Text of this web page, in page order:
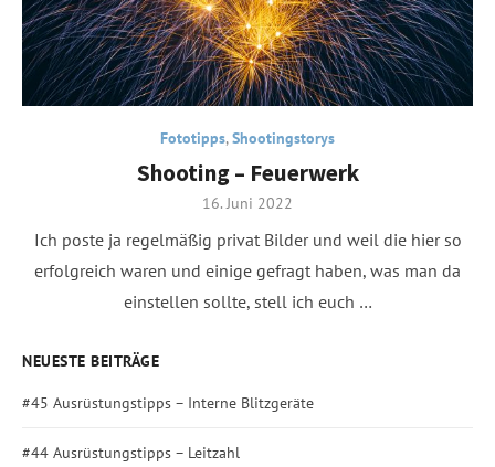
Fototipps,Shootingstorys
Shooting – Feuerwerk
Posted
16. Juni 2022
Ich poste ja regelmäßig privat Bilder und weil die hier so
erfolgreich waren und einige gefragt haben, was man da
einstellen sollte, stell ich euch …
NEUESTE BEITRÄGE
#45 Ausrüstungstipps – Interne Blitzgeräte
#44 Ausrüstungstipps – Leitzahl